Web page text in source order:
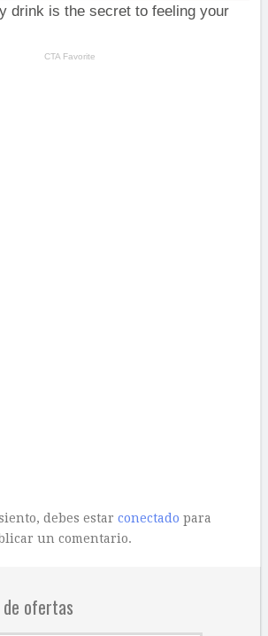
debes estar conectado para
un comentario.
ofertas